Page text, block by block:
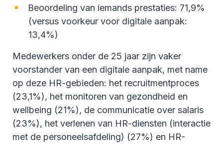
Beoordeling van iemands prestaties: 71,9%
(versus voorkeur voor digitale aanpak:
13,4%)
Medewerkers onder de 25 jaar zijn vaker
voorstander van een digitale aanpak, met name
op deze HR-gebieden: het recruitmentproces
(23,1%), het monitoren van gezondheid en
wellbeing (21%), de communicatie over salaris
(23%), het verlenen van HR-diensten (interactie
met de personeelsafdeling) (27%) en HR-